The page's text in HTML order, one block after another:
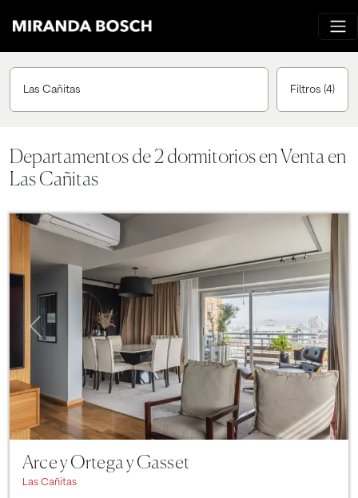
Las Cañitas Filtros (4)
Departamentos de 2 dormitorios en Venta en
Las Cañitas
Previous Next
Arce y Ortega y Gasset
Las Cañitas